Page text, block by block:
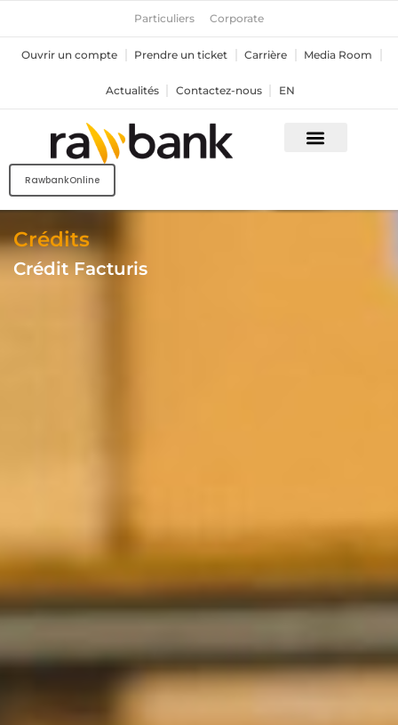
contenu
Particuliers Corporate
Ouvrir un compte Prendre un ticket Carrière Media Room
Actualités Contactez-nous EN
RawbankOnline
Crédits
Crédit Facturis